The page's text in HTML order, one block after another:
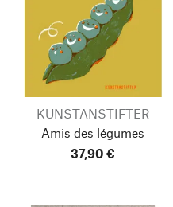
KUNSTANSTIFTER
Amis des légumes
37,90 €